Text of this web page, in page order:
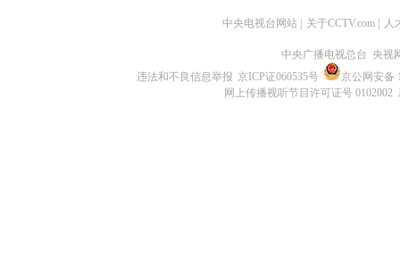
中央电视台网站 关于CCTV.com 人
中央广播电视总台 央视
违法和不良信息举报 京ICP证060535号
京公网安备
网上传播视听节目许可证号 0102002